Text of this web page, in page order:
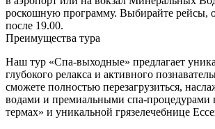
роскошную программу. Выбирайте рейсы,
после 19.00.
Преимущества тура
Наш тур «Спа-выходные» предлагает
глубокого релакса и активного
сможете полностью перезагрузиться,
водами и премиальными спа-процедурами
термах» и уникальной грязелечебнице